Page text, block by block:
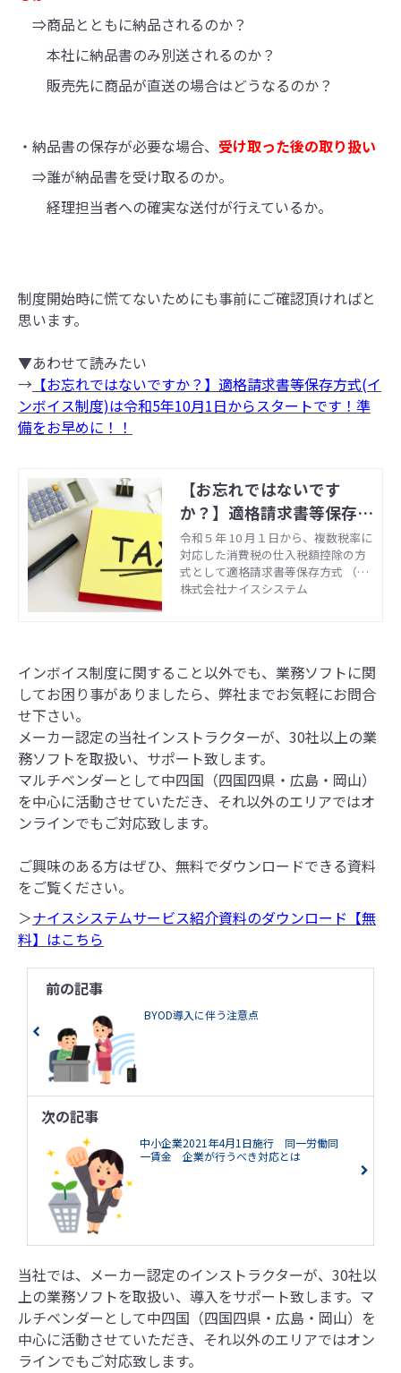
⇒商品とともに納品されるのか？
本社に納品書のみ別送されるのか？
販売先に商品が直送の場合はどうなるのか？
・納品書の保存が必要な場合、 受け取った後の取り扱い
⇒誰が納品書を受け取るのか。
経理担当者への確実な送付が行えているか。
制度開始時に慌てないためにも事前にご確認頂ければと
思います。
▼あわせて読みたい
→ 【お忘れではないですか？】適格請求書等保存方式(イ
ンボイス制度)は令和5年10月1日からスタートです！準
備をお早めに！！
【お忘れではないです
か？】適格請求書等保存方
式(インボイス制度)は令和
5年10月1日からスタート
です！準備をお早めに！！
令和５年 10 月１日から、複数税率に
対応した消費税の仕入税額控除の方
式として適格請求書等保存方式 （い
わゆるインボイス制度）が導入され
株式会社ナイスシステム
インボイス制度に関すること以外でも、業務ソフトに関
してお困り事がありましたら、弊社までお気軽にお問合
せ下さい。
メーカー認定の当社インストラクターが、30社以上の業
務ソフトを取扱い、サポート致します。
マルチベンダーとして中四国（四国四県・広島・岡山）
を中心に活動させていただき、それ以外のエリアではオ
ンラインでもご対応致します。
ご興味のある方はぜひ、無料でダウンロードできる資料
をご覧ください。
＞ナイスシステムサービス紹介資料のダウンロード【無
料】はこちら
前の記事
BYOD導入に伴う注意点
次の記事
中小企業2021年4月1日施行 同一労働同
一賃金 企業が行うべき対応とは
当社では、メーカー認定のインストラクターが、30社以
上の業務ソフトを取扱い、導入をサポート致します。マ
ルチベンダーとして中四国（四国四県・広島・岡山）を
中心に活動させていただき、それ以外のエリアではオン
ラインでもご対応致します。